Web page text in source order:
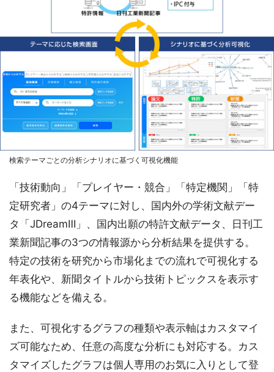
検索テーマごとの分析シナリオに基づく可視化機能
「技術動向」「プレイヤー・競合」「特定機関」「特
定研究者」の4テーマに対し、国内外の学術文献デー
タ「JDreamⅢ」、国内出願の特許文献データ、日刊工
業新聞記事の3つの情報源から分析結果を提供する。
特定の技術を研究から市場化までの流れで可視化する
年表化や、新聞タイトルから技術トピックスを表示す
る機能などを備える。
また、可視化するグラフの種類や表示軸はカスタマイ
ズ可能なため、任意の高度な分析にも対応する。カス
タマイズしたグラフは個人専用のお気に入りとして登